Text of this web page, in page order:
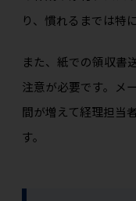
り、慣れるまでは特
また、紙での領収書
注意が必要です。メ
間が増えて経理担当
す。